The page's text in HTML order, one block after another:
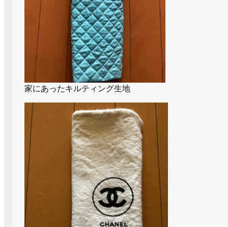
家にあったキルティング生地